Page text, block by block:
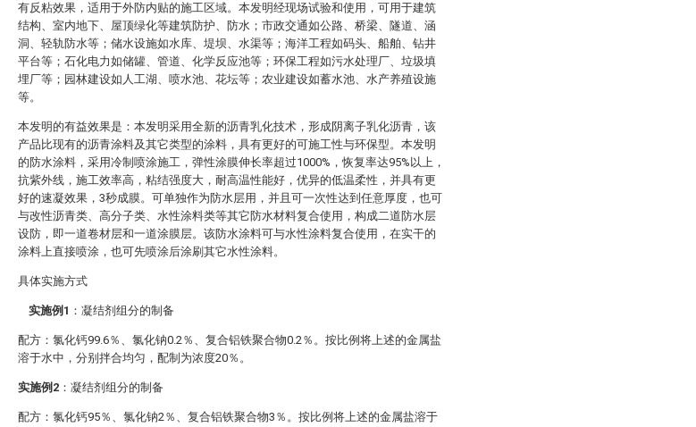
有反粘效果，适用于外防内贴的施工区域。本发明经现场试验和使用，可用于建筑
结构、室内地下、屋顶绿化等建筑防护、防水；市政交通如公路、桥梁、隧道、涵
洞、轻轨防水等；储水设施如水库、堤坝、水渠等；海洋工程如码头、船舶、钻井
平台等；石化电力如储罐、管道、化学反应池等；环保工程如污水处理厂、垃圾填
埋厂等；园林建设如人工湖、喷水池、花坛等；农业建设如蓄水池、水产养殖设施
等。
本发明的有益效果是：本发明采用全新的沥青乳化技术，形成阴离子乳化沥青，该
产品比现有的沥青涂料及其它类型的涂料，具有更好的可施工性与环保型。本发明
的防水涂料，采用冷制喷涂施工，弹性涂膜伸长率超过1000%，恢复率达95%以上，
抗紫外线，施工效率高，粘结强度大，耐高温性能好，优异的低温柔性，并具有更
好的速凝效果，3秒成膜。可单独作为防水层用，并且可一次性达到任意厚度，也可
与改性沥青类、高分子类、水性涂料类等其它防水材料复合使用，构成二道防水层
设防，即一道卷材层和一道涂膜层。该防水涂料可与水性涂料复合使用，在实干的
涂料上直接喷涂，也可先喷涂后涂刷其它水性涂料。
具体实施方式
实施例1 ：凝结剂组分的制备
配方：氯化钙99.6％、氯化钠0.2％、复合铝铁聚合物0.2％。按比例将上述的金属盐
溶于水中，分别拌合均匀，配制为浓度20％。
实施例2 ：凝结剂组分的制备
配方：氯化钙95％、氯化钠2％、复合铝铁聚合物3％。按比例将上述的金属盐溶于